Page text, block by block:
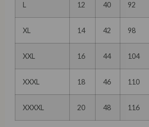
L 12 40 92
XL 14 42 98
XXL 16 44 104
XXXL 18 46 110
XXXXL 20 48 116